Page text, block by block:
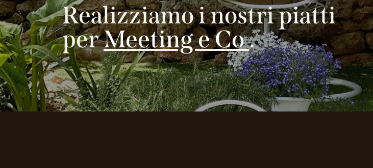
Realizziamo i nostri piatti
perMeeting e Convegni.